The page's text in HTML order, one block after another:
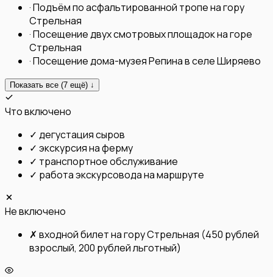
·Подъём по асфальтированной тропе на гору
Стрельная
·Посещение двух смотровых площадок на горе
Стрельная
·Посещение дома-музея Репина в селе Ширяево
Показать все (7 ещё) ↓
Что включено
✓ дегустация сыров
✓ экскурсия на ферму
✓ транспортное обслуживание
✓ работа экскурсовода на маршруте
Не включено
✗ входной билет на гору Стрельная (450 рублей
взрослый, 200 рублей льготный)